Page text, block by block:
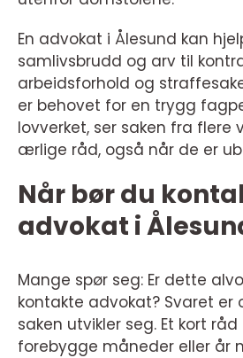
En advokat i Ålesund kan
samlivsbrudd og arv til
arbeidsforhold og
er behovet for en trygg
lovverket, ser saken fra flere
ærlige råd, også når de er
Når bør du
advokat i
Mange spør seg: Er dette
kontakte advokat? Svaret er
saken utvikler seg. Et kort
forebygge måneder eller år